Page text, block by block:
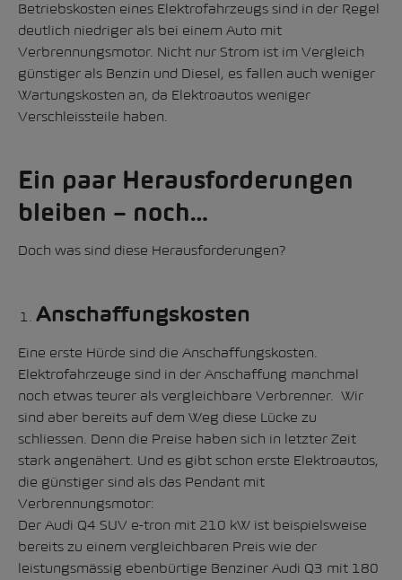
Betriebskosten eines Elektrofahrzeugs sind in der Regel
deutlich niedriger als bei einem Auto mit
Verbrennungsmotor. Nicht nur Strom ist im Vergleich
günstiger als Benzin und Diesel, es fallen auch weniger
Wartungskosten an, da Elektroautos weniger
Verschleissteile haben.
Ein paar Herausforderungen
bleiben – noch…
Doch was sind diese Herausforderungen?
Anschaffungskosten
Eine erste Hürde sind die Anschaffungskosten.
Elektrofahrzeuge sind in der Anschaffung manchmal
noch etwas teurer als vergleichbare Verbrenner. Wir
sind aber bereits auf dem Weg diese Lücke zu
schliessen. Denn die Preise haben sich in letzter Zeit
stark angenähert. Und es gibt schon erste Elektroautos,
die günstiger sind als das Pendant mit
Verbrennungsmotor:
Der Audi Q4 SUV e-tron mit 210 kW ist beispielsweise
bereits zu einem vergleichbaren Preis wie der
leistungsmässig ebenbürtige Benziner Audi Q3 mit 180